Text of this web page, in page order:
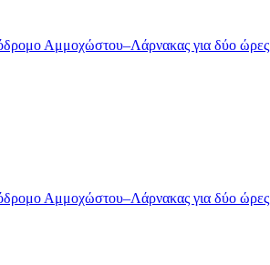
Αμμοχώστου–Λάρνακας για δύο ώρες
Αμμοχώστου–Λάρνακας για δύο ώρες